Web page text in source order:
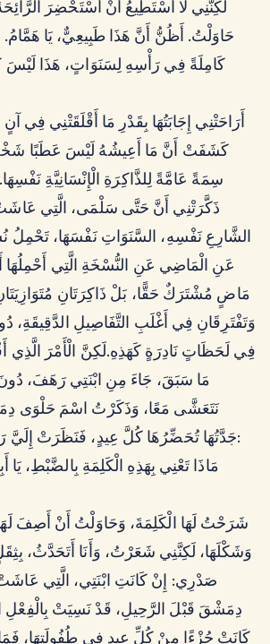
لَكِنَّنِي لَا أَسْتَطِيعُ أَنْ أَسْتَحْضِرَ
حَاوَلْتُ. أَظُنُّ أَنَّ هَذَا طَبِيعِيٌّ، يَا هَمَّامُ.
كَامِلَةً فِي رَأْسِهِ لِسَنَوَاتٍ، هَذَا لَيْسَ
أَرَاحَتْنِي إِجَابَتُهَا بِقَدْرِ مَا أَقْلَقَتْنِي فِي آنٍ
كَشَفَتْ أَنَّ مَا أَعِيشُهُ لَيْسَ عَطَبًا
سِمَةً عَامَّةً لِلذَّاكِرَةِ الْإِنْسَانِيَّةِ نَفْسِهَا.
ذَكَّرَتْنِي أَنَّ حَتَّى سَلْمَى، الَّتِي
الشَّارِعِ نَفْسِهِ، السَّنَوَاتِ نَفْسَهَا، تَحْمِلُ
عَنِ الْمَاضِي عَنِ النُّسْخَةِ الَّتِي أَحْمِلُهَا
مَاضٍ مُشْتَرَكٌ حَقًّا، بَلْ ذَاكِرَتَانِ
وَتَفْتَرِقَانِ فِي أَغْلَبِ التَّفَاصِيلِ الدَّقِيقَةِ،
فِي لَحَظَاتٍ نَادِرَةٍ كَهَذِهِ.لَكِنَّ الْأَمْرَ الَّذِي
مَا سَبَقَ، جَاءَ مِنِ ابْنَتِي رَهَفَ،
نَتَعَشَّى مَعًا، وَذَكَرْتُ اسْمَ حَلْوَى
جَدَّتُهَا تُحَضِّرُهَا كُلَّ عِيدٍ، فَنَظَرَتْ إِلَيَّ رَهَفُ بِحَيْرَةٍ حَقِيقِيَّةٍ:
شَرَحْتُ لَهَا الْكَلِمَةَ، وَحَاوَلْتُ أَنْ أَصِفَ
وَشَكْلَهَا، لَكِنَّنِي شَعَرْتُ، وَأَنَا أَتَحَدَّثُ،
صَدْرِي: إِنْ كَانَتِ ابْنَتِي، الَّتِي
دِمَشْقَ قَبْلَ الرَّحِيلِ، قَدْ نَسِيَتْ
كَانَتْ جُزْءًا مِنْ كُلِّ عِيدٍ فِي طُفُولَتِهَا،